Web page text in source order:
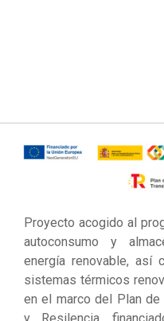
Proyecto acogido al
autoconsumo y
energía renovable, así
sistemas térmicos
en el marco del Plan de